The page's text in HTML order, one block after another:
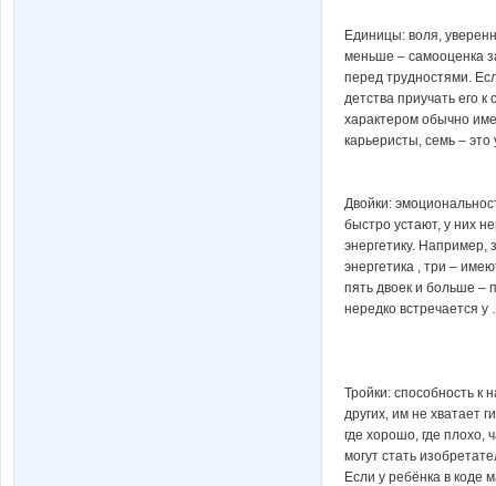
Единицы: воля,
меньше – самооценка
перед трудностями.
детства приучать его
характером обычно
карьеристы, семь –
Двойки:
быстро устают, у них
энергетику. Например,
энергетика , три –
пять двоек и больше –
нередко встречается
Тройки: способность к
других, им не хватает
где хорошо, где плохо,
могут стать
Если у ребёнка в коде